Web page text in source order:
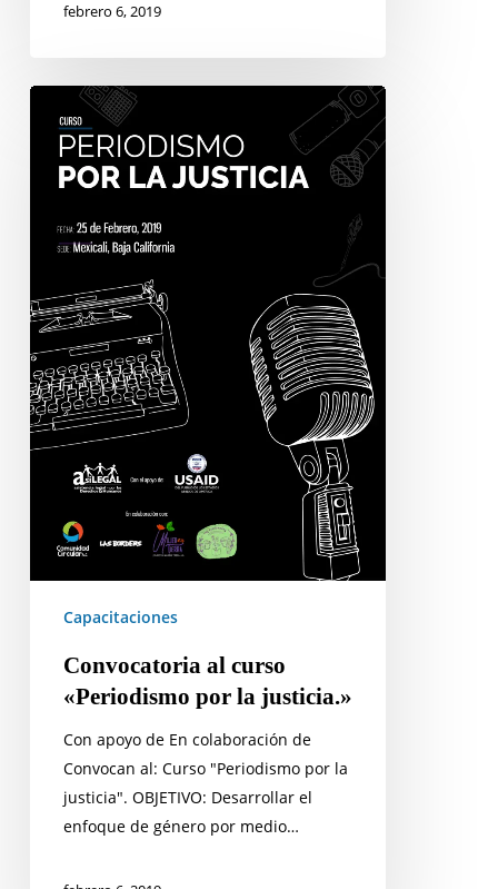
febrero 6, 2019
Convocatoria
curso
«Periodismo
Capacitaciones
Convocatoria al curso
«Periodismo por la justicia.»
Con apoyo de En colaboración de
Convocan al: Curso "Periodismo por la
justicia". OBJETIVO: Desarrollar el
enfoque de género por medio…